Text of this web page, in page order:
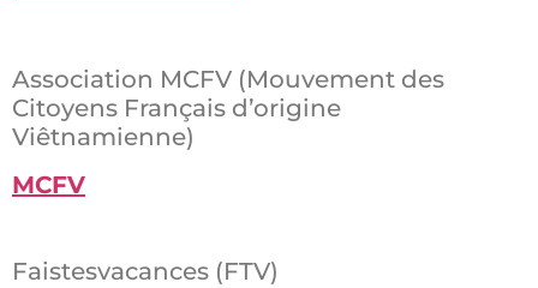
Association MCFV (Mouvement des
Citoyens Français d’origine
Viêtnamienne)
MCFV
Faistesvacances (FTV)